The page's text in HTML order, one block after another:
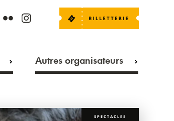
Autres organisateurs
SPECTACLES